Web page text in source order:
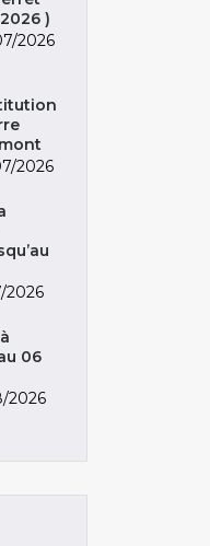
)
2026
2026
2026
06
2026